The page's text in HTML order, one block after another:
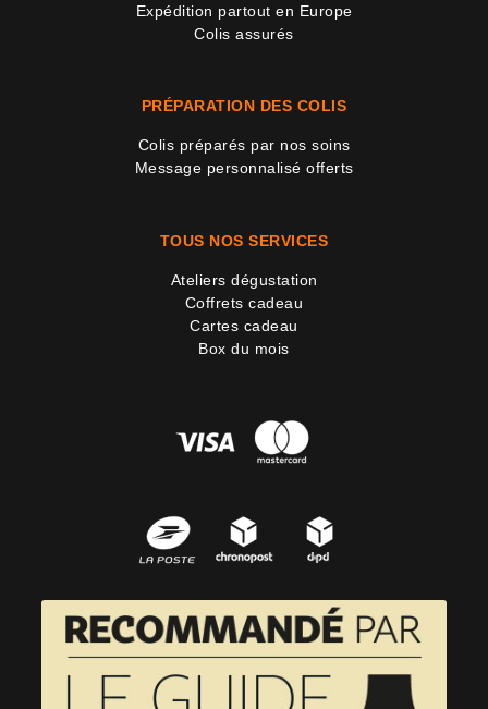
Expédition partout en Europe
Colis assurés
PRÉPARATION DES COLIS
Colis préparés par nos soins
Message personnalisé offerts
TOUS NOS SERVICES
Ateliers dégustation
Coffrets cadeau
Cartes cadeau
Box du mois